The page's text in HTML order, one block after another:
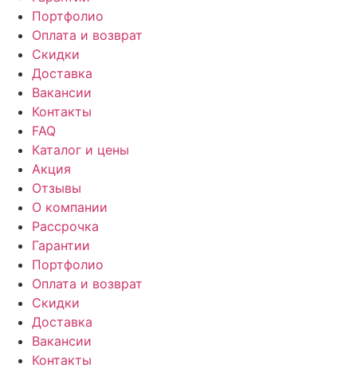
Портфолио
Оплата и возврат
Скидки
Доставка
Вакансии
Контакты
FAQ
Каталог и цены
Акция
Отзывы
О компании
Рассрочка
Гарантии
Портфолио
Оплата и возврат
Скидки
Доставка
Вакансии
Контакты